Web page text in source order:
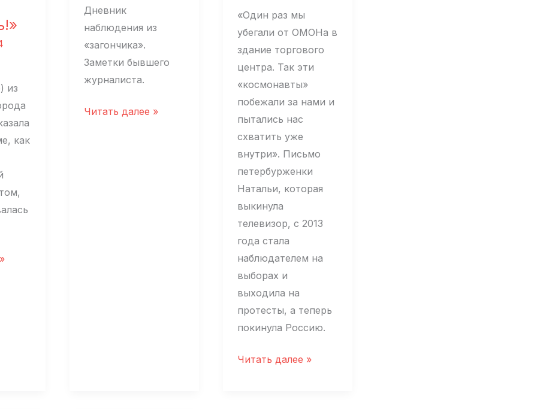
то
действительно
светлое»
из
как
Дневник
наблюдения из
«загончика».
Заметки бывшего
журналиста.
Иллюзионисты
Читать далее »
«Один раз мы
убегали от ОМОНа в
здание торгового
центра. Так эти
«космонавты»
побежали за нами и
пытались нас
схватить уже
внутри». Письмо
петербурженки
Натальи, которая
выкинула
телевизор, с 2013
года стала
наблюдателем на
выборах и
выходила на
протесты, а теперь
покинула Россию.
«Ревела,
Читать далее »